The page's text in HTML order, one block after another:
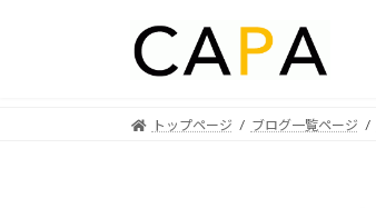
トップページ ブログ一覧ページ